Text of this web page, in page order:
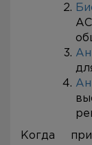
Когда